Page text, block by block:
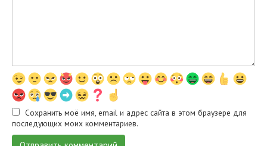
Сохранить моё имя, email и адрес сайта в этом браузере для
последующих моих комментариев.